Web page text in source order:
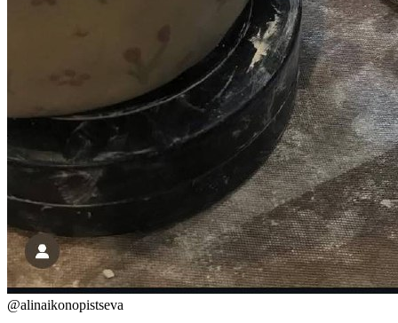
@alinaikonopistseva